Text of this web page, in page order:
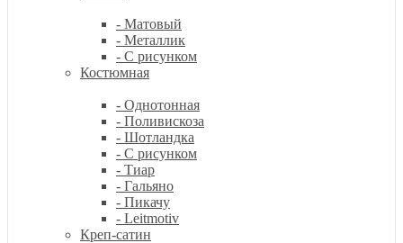
- Матовый
- Металлик
- С рисунком
Костюмная
- Однотонная
- Поливискоза
- Шотландка
- С рисунком
- Тиар
- Гальяно
- Пикачу
- Leitmotiv
Креп-сатин